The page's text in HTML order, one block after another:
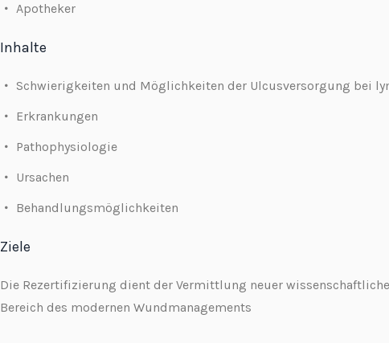
Apotheker
Inhalte
Schwierigkeiten und Möglichkeiten der Ulcusversorgung bei
Erkrankungen
Pathophysiologie
Ursachen
Behandlungsmöglichkeiten
Ziele
Die Rezertifizierung dient der Vermittlung neuer
Bereich des modernen Wundmanagements